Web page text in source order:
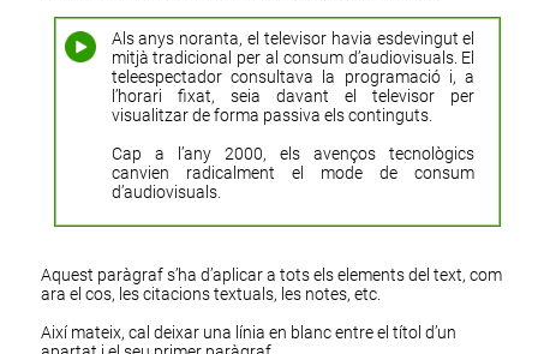
Als anys noranta, el televisor havia esdevingut el
mitjà tradicional per al consum d’audiovisuals. El
teleespectador consultava la programació i, a
l’horari fixat, seia davant el televisor per
visualitzar de forma passiva els continguts.
Cap a l’any 2000, els avenços tecnològics
canvien radicalment el mode de consum
d’audiovisuals.
Aquest paràgraf s’ha d’aplicar a tots els elements del text, com
ara el cos, lescitacions textuals, les notes, etc.
Així mateix, cal deixar una línia en blanc entre el títol d’un